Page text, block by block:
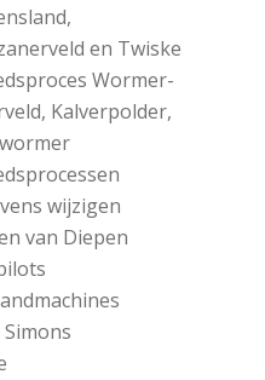
en Twiske
Wormer-
Kalverpolder,
wijzigen
van Diepen